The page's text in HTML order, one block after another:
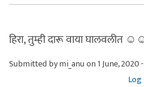
हिरा, तुम्ही दारू वाया घालवलीत
Submitted bymi_anuon 1 June, 2020
Log